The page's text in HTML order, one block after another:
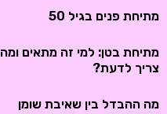
מתיחת פנים בגיל 50
מתיחת בטן: למי זה מתאים ומה
צריך לדעת?
מה ההבדל בין שאיבת שומן